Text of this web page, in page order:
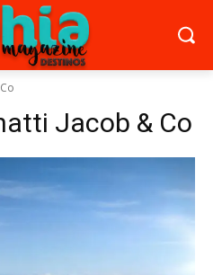
Jacob & Co